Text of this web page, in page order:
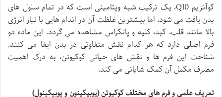
کوآنزیم Q10، یک ترکیب شبه ویتامینی است که در تمام سلول های
بدن یافت می شود، اما بیشترین غلظت آن در اندام هایی با نیاز انرژی
بالا مانند قلب، کبد، کلیه و پانکراس مشاهده می گردد. این ماده دو
فرم اصلی دارد که هر کدام نقش متفاوتی در بدن ایفا می کنند.
شناخت این فرم ها و نقش های حیاتی کوکیوتن، به درک اهمیت
مصرف مکمل آن کمک شایانی می کند.
تعریف علمی و فرم های مختلف کوکیوتن (یوبیکینون و یوبیکینول)